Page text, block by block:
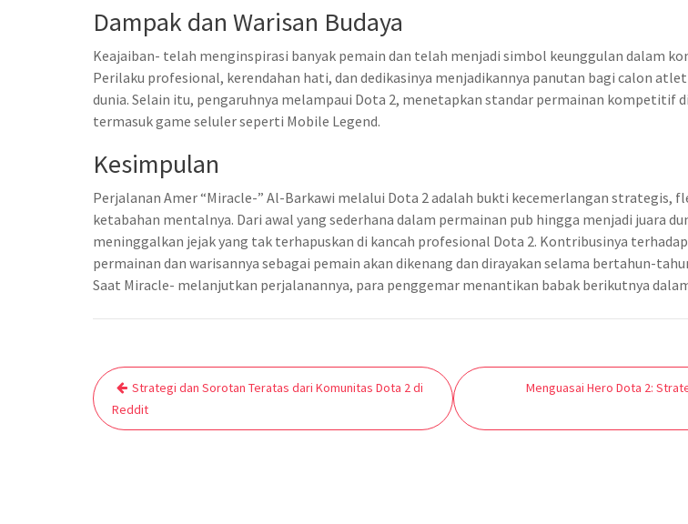
Dampak dan Warisan Budaya
Keajaiban- telah menginspirasi banyak pemain dan telah menjadi simbol keunggulan dalam
Perilaku profesional, kerendahan hati, dan dedikasinya menjadikannya panutan bagi calon
dunia. Selain itu, pengaruhnya melampaui Dota 2, menetapkan standar permainan kompetitif
termasuk game seluler seperti Mobile Legend.
Kesimpulan
Perjalanan Amer “Miracle-” Al-Barkawi melalui Dota 2 adalah bukti kecemerlangan strategis,
ketabahan mentalnya. Dari awal yang sederhana dalam permainan pub hingga menjadi juara
meninggalkan jejak yang tak terhapuskan di kancah profesional Dota 2. Kontribusinya
permainan dan warisannya sebagai pemain akan dikenang dan dirayakan selama bertahun-
Saat Miracle- melanjutkan perjalanannya, para penggemar menantikan babak berikutnya
Post
navigation
Strategi dan Sorotan Teratas dari Komunitas Dota 2 di
Reddit
Menguasai Hero Dota 2: